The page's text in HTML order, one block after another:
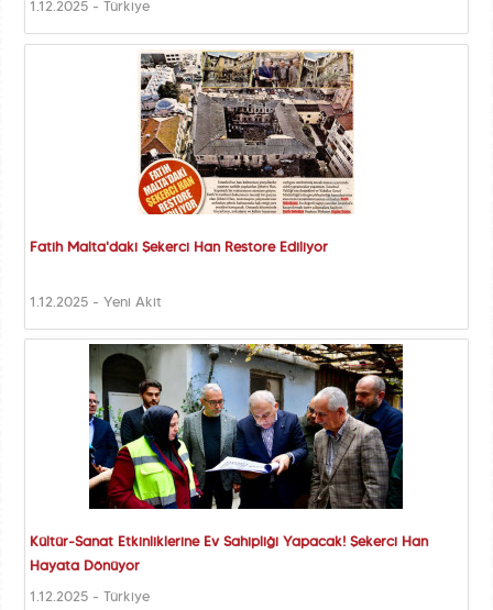
1.12.2025 - Türkiye
Fatih Malta'daki Şekerci Han Restore Ediliyor
1.12.2025 - Yeni Akit
Kültür-Sanat Etkinliklerine Ev Sahipliği Yapacak! Şekerci Han
Hayata Dönüyor
1.12.2025 - Türkiye